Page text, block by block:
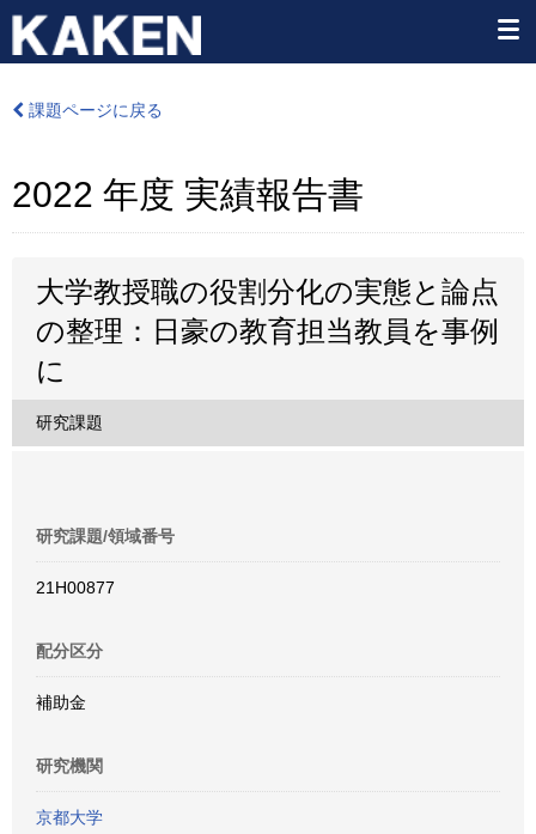
課題ページに戻る
2022 年度 実績報告書
大学教授職の役割分化の実態と論点
の整理：日豪の教育担当教員を事例
に
研究課題
研究課題/領域番号
21H00877
配分区分
補助金
研究機関
京都大学